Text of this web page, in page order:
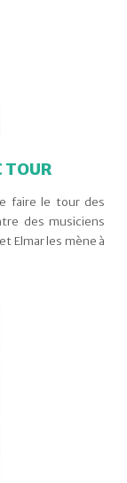
TOUR
faire le tour des
des musiciens
Elmar les mène à